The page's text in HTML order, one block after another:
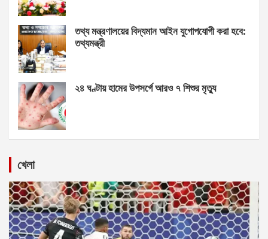
তথ্য মন্ত্রণালয়ের বিদ্যমান আইন যুগোপযোগী করা হবে:
তথ্যমন্ত্রী
২৪ ঘণ্টায় হামের উপসর্গে আরও ৭ শিশুর মৃত্যু
খেলা